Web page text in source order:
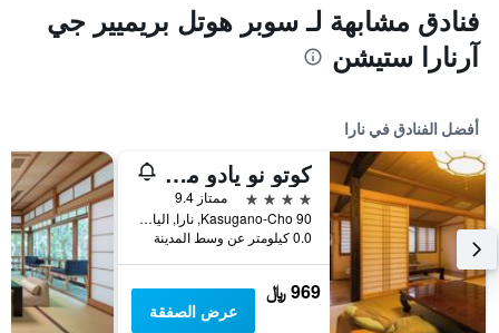
فنادق مشابهة لـ سوبر هوتل بريميير جي
آرنارا ستيشن
أفضل الفنادق في نارا
كوتو نو يادو موزاشينو
4 نجوم
ممتاز 9.4
Kasugano-Cho 90, نارا, اليابان
0.0 كيلومتر عن وسط المدينة
969 ﷼
عرض الصفقة